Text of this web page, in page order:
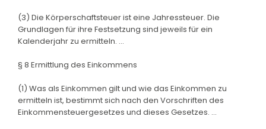
(3) Die Körperschaftsteuer ist eine Jahressteuer. Die
Grundlagen für ihre Festsetzung sind jeweils für ein
Kalenderjahr zu ermitteln. ...
§ 8 Ermittlung des Einkommens
(1) Was als Einkommen gilt und wie das Einkommen zu
ermitteln ist, bestimmt sich nach den Vorschriften des
Einkommensteuergesetzes und dieses Gesetzes. ...